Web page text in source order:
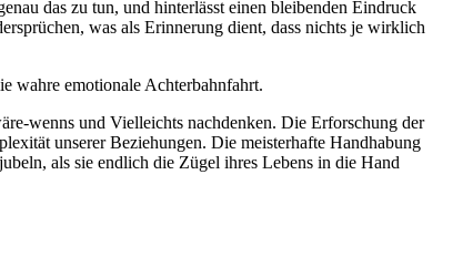
das zu tun, und hinterlässt einen bleibenden Eindruck
was als Erinnerung dient, dass nichts je wirklich
wahre emotionale Achterbahnfahrt.
wenns und Vielleichts nachdenken. Die Erforschung der
unserer Beziehungen. Die meisterhafte Handhabung
als sie endlich die Zügel ihres Lebens in die Hand